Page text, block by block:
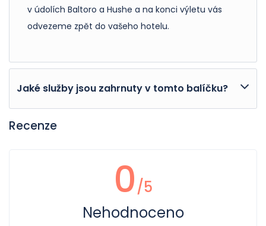
v údolích Baltoro a Hushe a na konci výletu vás
odvezeme zpět do vašeho hotelu.
Jaké služby jsou zahrnuty v tomto balíčku?
Všechny služby trekingu
Hotely v Islamabad a Skardu
Recenze
0/5
Nehodnoceno